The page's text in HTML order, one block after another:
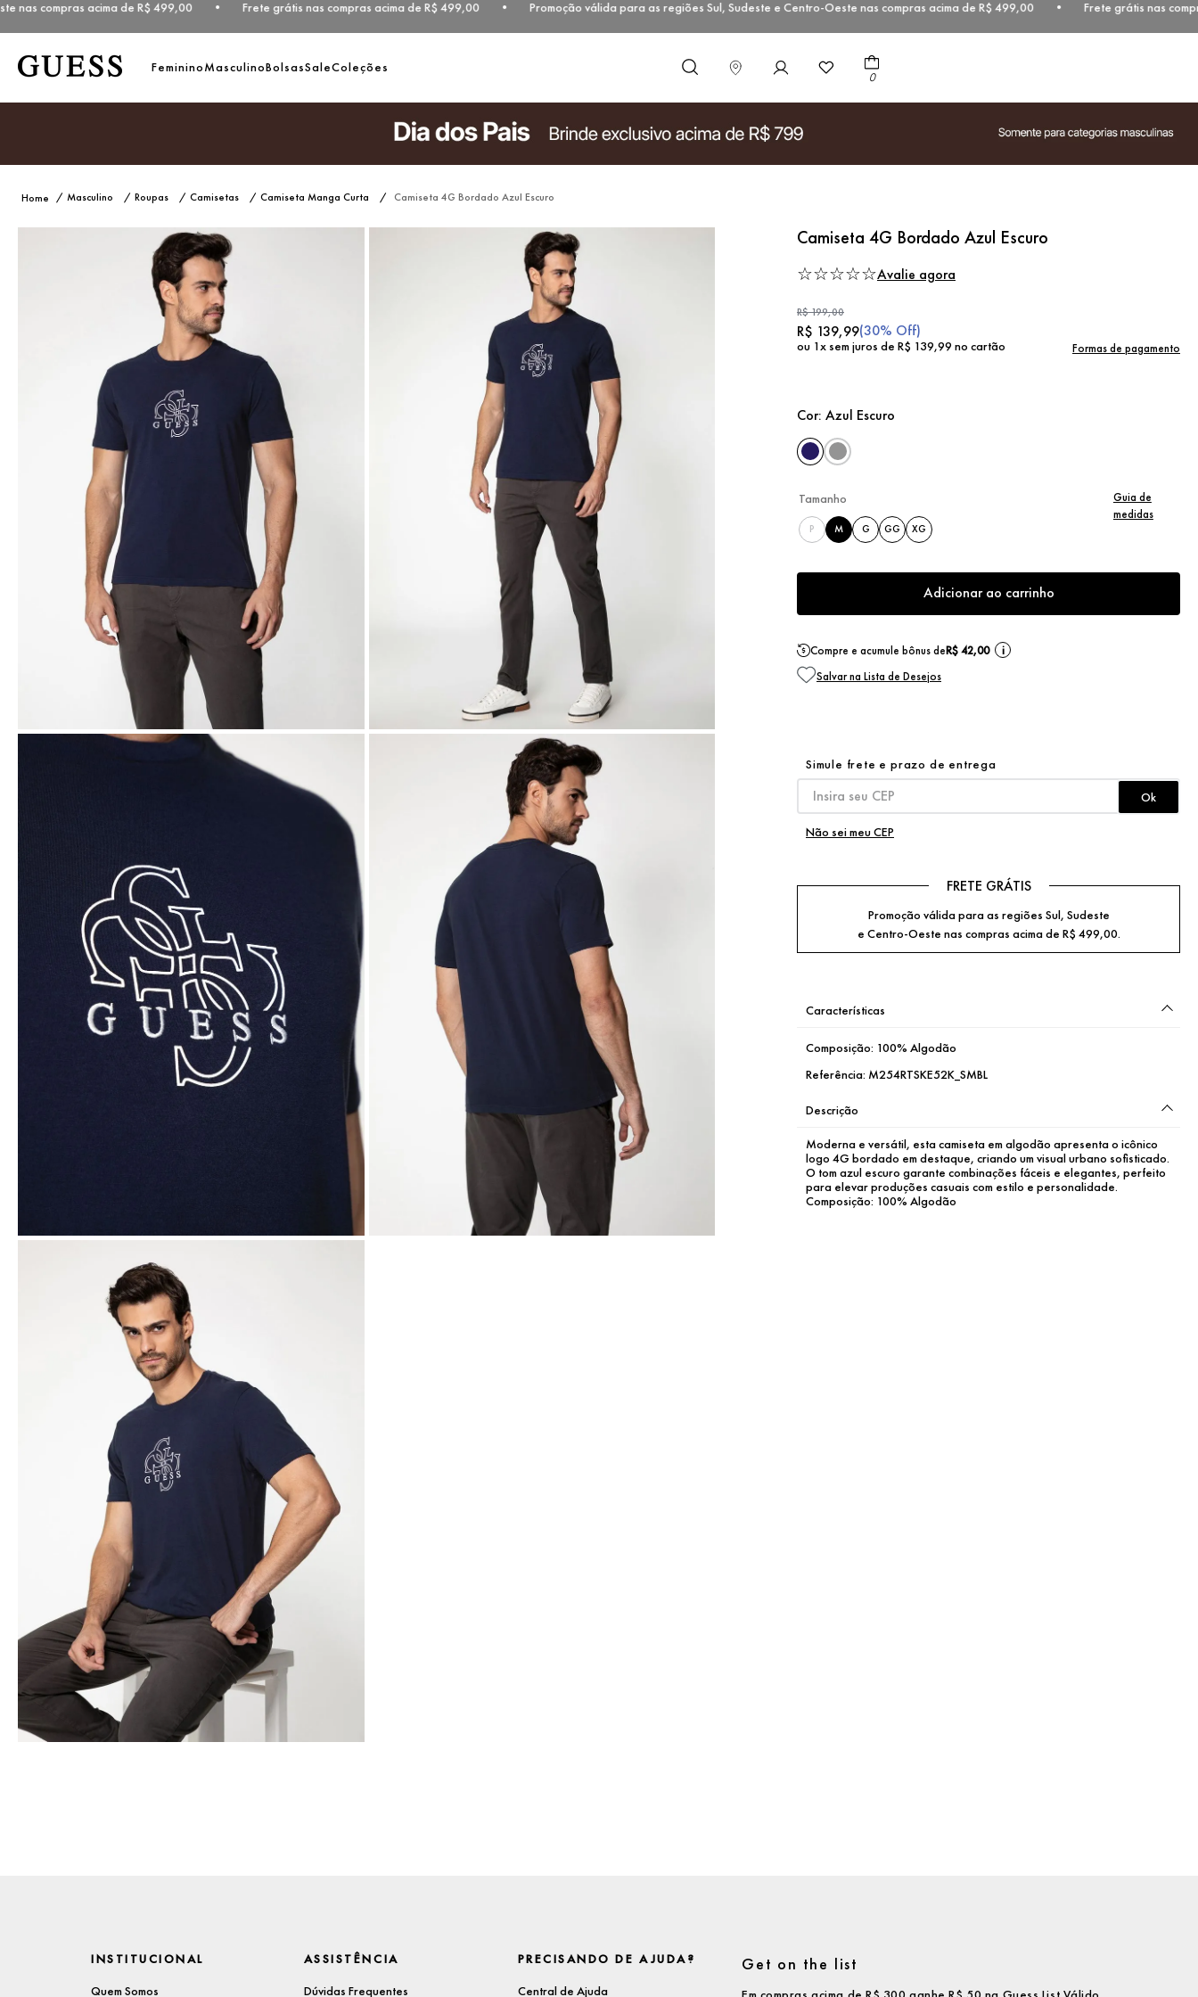
compras acima de R$ 499,00 • Frete grátis nas compras acima de R$ 499,00 • Promoção válida para as regiões Sul, Sudeste e Centro-Oeste nas compras acima de R$ 499,00 • Frete grátis nas
FemininoMasculinoBolsasSaleColeções O que você procura?
0
Masculino Roupas Camisetas Camiseta Manga Curta Camiseta 4G Bordado Azul Escuro
Camiseta 4G Bordado Azul Escuro
☆☆☆☆☆Avalie agora
R$199,00
R$ 139,99(30% Off)
ou 1x sem juros de R$ 139,99 no cartão Formas de pagamento
Cor: Azul Escuro
Tamanho
P M G GG XG
Guia de
medidas
Adicionar ao carrinho
Compre e acumule bônus deR$ 42,00 i
Não sei meu CEP
FRETE GRÁTIS
Promoção válida para as regiões Sul, Sudeste
e Centro-Oeste nas compras acima de R$ 499,00.
Características
Composição: 100% Algodão
Referência: M254RTSKE52K_SMBL
Descrição
Moderna e versátil, esta camiseta em algodão apresenta o icônico
logo 4G bordado em destaque, criando um visual urbano sofisticado.
O tom azul escuro garante combinações fáceis e elegantes, perfeito
para elevar produções casuais com estilo e personalidade.
Composição: 100% Algodão
INSTITUCIONAL
Quem Somos
ASSISTÊNCIA
Dúvidas Frequentes
PRECISANDO DE AJUDA?
Central de Ajuda
Get on the list